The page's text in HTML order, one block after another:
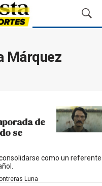
M
o
ú
s
q
u
d
Márquez
de
se
como un referente
Luna